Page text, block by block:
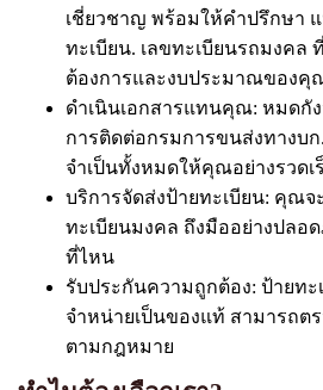
เชี่ยวชาญ พร้อมให้คำปรึกษา
ทะเบียน. เลขทะเบียนรถมงคล
ต้องการและงบประมาณของคุ
ดำเนินเอกสารแทนคุณ: หมดกัง
การติดต่อกรมการขนส่งทางบก
จำเป็นทั้งหมดให้คุณอย่างรวดเ
บริการจัดส่งป้ายทะเบียน: คุณจ
ทะเบียนมงคล ถึงมืออย่างปลอ
ที่ไหน
รับประกันความถูกต้อง: ป้ายทะ
จำหน่ายเป็นของแท้ สามารถต
ตามกฎหมาย